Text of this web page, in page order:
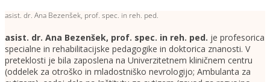
asist. dr. Ana Bezenšek, prof. spec. in reh. ped.
asist. dr. Ana Bezenšek, prof. spec. in reh. ped. je profesorica
specialne in rehabilitacijske pedagogike in doktorica znanosti. V
preteklosti je bila zaposlena na Univerzitetnem kliničnem centru
(oddelek za otroško in mladostniško nevrologijo; Ambulanta za